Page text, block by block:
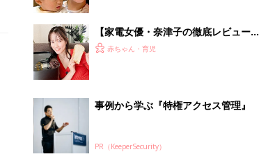
【家電女優・奈津子の徹底レビュー】
絶品！低糖質パン&生食パンを実現。
赤ちゃん・育児
事例から学ぶ『特権アクセス管理』
PR（KeeperSecurity）